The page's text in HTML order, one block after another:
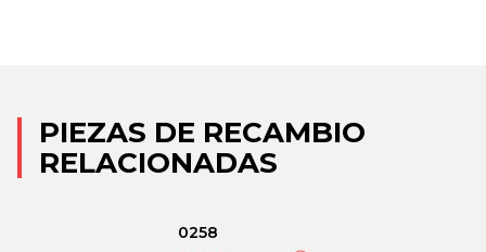
PIEZAS DE RECAMBIO
RELACIONADAS
0258